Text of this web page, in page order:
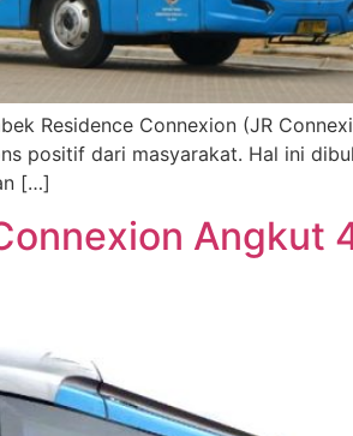
Residence Connexion (JR
positif dari masyarakat. Hal ini
[…]
Angkut